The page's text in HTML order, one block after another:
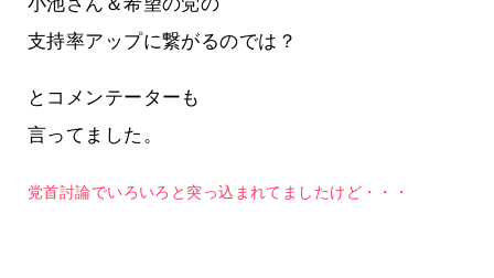
支持率アップに繋がるのでは？
とコメンテーターも
言ってました。
党首討論でいろいろと突っ込まれてましたけど・・・